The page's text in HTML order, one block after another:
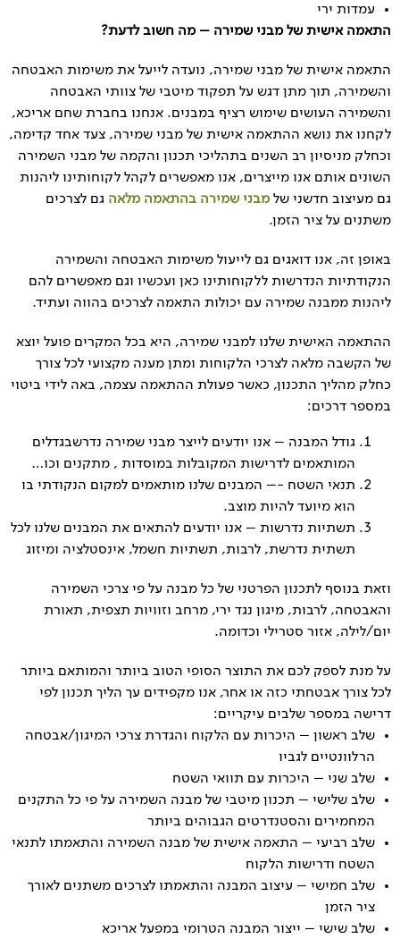
עמדות ירי
התאמה אישית של מבני שמירה – מה חשוב לדעת?
התאמה אישית של מבני שמירה, נועדה לייעל את משימות האבטחה
והשמירה, תוך מתן דגש על תפקוד מיטבי של צוותי האבטחה
והשמירה העושים שימוש רציף במבנים. אנחנו בחברת שחם אריכא,
לקחנו את נושא ההתאמה אישית של מבני שמירה, צעד אחד קדימה,
וכחלק מניסיון רב השנים בתהליכי תכנון והקמה של מבני השמירה
השונים אותם אנו מייצרים, אנו מאפשרים לקהל לקוחותינו ליהנות
גם מעיצוב חדשני של מבני שמירה בהתאמה מלאה גם לצרכים
משתנים על ציר הזמן.
באופן זה, אנו דואגים גם לייעול משימות האבטחה והשמירה
הנקודתיות הנדרשות ללקוחותינו כאן ועכשיו וגם מאפשרים להם
ליהנות ממבנה שמירה עם יכולות התאמה לצרכים בהווה ועתיד.
ההתאמה האישית שלנו למבני שמירה, היא בכל המקרים פועל יוצא
של הקשבה מלאה לצרכי הלקוחות ומתן מענה מקצועי לכל צורך
כחלק מהליך התכנון, כאשר פעולת ההתאמה עצמה, באה לידי ביטוי
במספר דרכים:
גודל המבנה – אנו יודעים לייצר מבני שמירה נדרשבגדלים
המותאמים לדרישות המקובלות במוסדות , מתקנים וכו…
תנאי השטח -– המבנים שלנו מותאמים למקום הנקודתי בו
הוא מיועד להיות מוצב.
תשתיות נדרשות – אנו יודעים להתאים את המבנים שלנו לכל
תשתית נדרשת, לרבות, תשתיות חשמל, אינסטלציה ומיזוג
וזאת בנוסף לתכנון הפרטני של כל מבנה על פי צרכי השמירה
והאבטחה, לרבות, מיגון נגד ירי, מרחב וזוויות תצפית, תאורת
יום/לילה, אזור סטרילי וכדומה.
על מנת לספק לכם את התוצר הסופי הטוב ביותר והמותאם ביותר
לכל צורך אבטחתי כזה או אחר, אנו מקפידים עך הליך תכנון לפי
דרישה במספר שלבים עיקריים:
שלב ראשון – היכרות עם הלקוח והגדרת צרכי המיגון/אבטחה
הרלוונטיים לגביו
שלב שני – היכרות עם תוואי השטח
שלב שלישי – תכנון מיטבי של מבנה השמירה על פי כל התקנים
המחמירים והסטנדרטים הגבוהים ביותר
שלב רביעי – התאמה אישית של מבנה השמירה והתאמתו לתנאי
השטח ודרישות הלקוח
שלב חמישי – עיצוב המבנה והתאמתו לצרכים משתנים לאורך
ציר הזמן
שלב שישי – ייצור המבנה הטרומי במפעל אריכא